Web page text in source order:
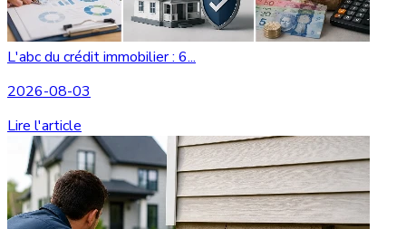
L'abc du crédit immobilier : 6...
2026-08-03
Lire l'article